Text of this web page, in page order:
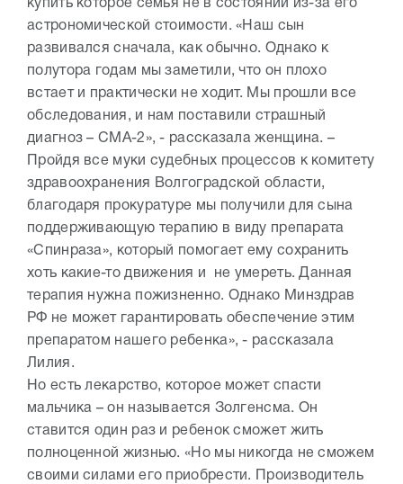
купить которое семья не в состоянии из-за его
астрономической стоимости. «Наш сын
развивался сначала, как обычно. Однако к
полутора годам мы заметили, что он плохо
встает и практически не ходит. Мы прошли все
обследования, и нам поставили страшный
диагноз – СМА-2», - рассказала женщина. –
Пройдя все муки судебных процессов к комитету
здравоохранения Волгоградской области,
благодаря прокуратуре мы получили для сына
поддерживающую терапию в виду препарата
«Спинраза», который помогает ему сохранить
хоть какие-то движения и не умереть. Данная
терапия нужна пожизненно. Однако Минздрав
РФ не может гарантировать обеспечение этим
препаратом нашего ребенка», - рассказала
Лилия.
Но есть лекарство, которое может спасти
мальчика – он называется Золгенсма. Он
ставится один раз и ребенок сможет жить
полноценной жизнью. «Но мы никогда не сможем
своими силами его приобрести. Производитель